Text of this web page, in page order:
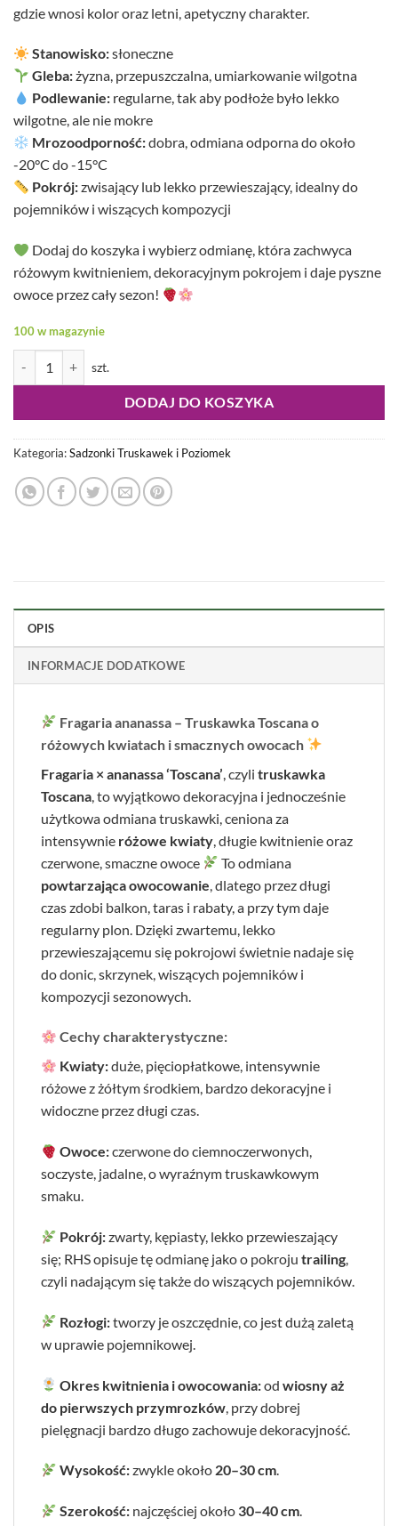
gdzie wnosi kolor oraz letni, apetyczny charakter.
Stanowisko:słoneczne
Gleba:żyzna, przepuszczalna, umiarkowanie wilgotna
Podlewanie: regularne, tak aby podłoże było lekko
wilgotne, ale nie mokre
Mrozoodporność:dobra, odmiana odporna do około
-20°C do -15°C
Pokrój:zwisający lub lekko przewieszający, idealny do
pojemników i wiszących kompozycji
Dodaj do koszyka i wybierz odmianę, która zachwyca
różowym kwitnieniem, dekoracyjnym pokrojem i daje pyszne
owoce przez cały sezon!
100 w magazynie
DODAJ DO KOSZYKA
Kategoria:Sadzonki Truskawek i Poziomek
OPIS
INFORMACJE DODATKOWE
Fragaria ananassa – Truskawka Toscana o
różowych kwiatach i smacznych owocach
Fragaria × ananassa ‘Toscana’ , czyli truskawka
Toscana , to wyjątkowo dekoracyjna i jednocześnie
użytkowa odmiana truskawki, ceniona za
intensywnie różowe kwiaty , długie kwitnienie oraz
czerwone, smaczne owoce
To odmiana
powtarzająca owocowanie , dlatego przez długi
czas zdobi balkon, taras i rabaty, a przy tym daje
regularny plon. Dzięki zwartemu, lekko
przewieszającemu się pokrojowi świetnie nadaje się
do donic, skrzynek, wiszących pojemników i
kompozycji sezonowych.
Cechy charakterystyczne:
Kwiaty:duże, pięciopłatkowe, intensywnie
różowe z żółtym środkiem, bardzo dekoracyjne i
widoczne przez długi czas.
Owoce:czerwone do ciemnoczerwonych,
soczyste, jadalne, o wyraźnym truskawkowym
smaku.
Pokrój:zwarty, kępiasty, lekko przewieszający
się; RHS opisuje tę odmianę jako o pokroju trailing,
czyli nadającym się także do wiszących pojemników.
Rozłogi:tworzy je oszczędnie, co jest dużą zaletą
w uprawie pojemnikowej.
Okres kwitnienia i owocowania:odwiosny aż
do pierwszych przymrozków , przy dobrej
pielęgnacji bardzo długo zachowuje dekoracyjność.
Wysokość:zwykle około 20–30 cm.
Szerokość: najczęściej około 30–40 cm.